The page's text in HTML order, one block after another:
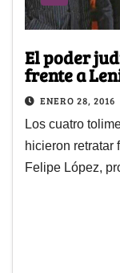
El poder
frente a
ENERO 28, 2016
Los cuatro
hicieron retratar
Felipe López,